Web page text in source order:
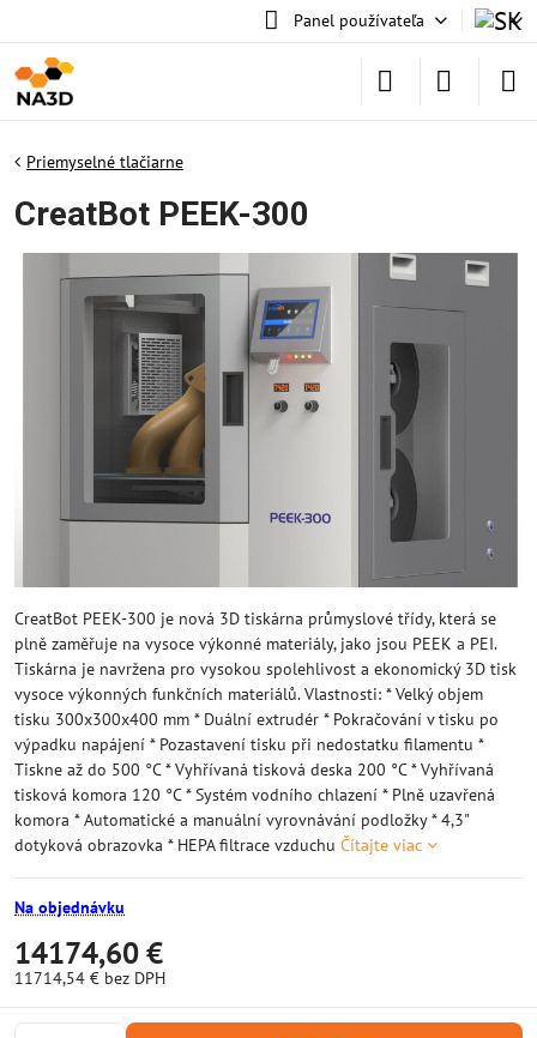
Panel používateľa
Priemyselné tlačiarne
CreatBot PEEK-300
CreatBot PEEK-300 je nová 3D tiskárna průmyslové třídy, která se
plně zaměřuje na vysoce výkonné materiály, jako jsou PEEK a PEI.
Tiskárna je navržena pro vysokou spolehlivost a ekonomický 3D tisk
vysoce výkonných funkčních materiálů. Vlastnosti: * Velký objem
tisku 300x300x400 mm * Duální extrudér * Pokračování v tisku po
výpadku napájení * Pozastavení tisku při nedostatku filamentu *
Tiskne až do 500 °C * Vyhřívaná tisková deska 200 °C * Vyhřívaná
tisková komora 120 °C * Systém vodního chlazení * Plně uzavřená
komora * Automatické a manuální vyrovnávání podložky * 4,3"
dotyková obrazovka * HEPA filtrace vzduchu Čítajte viac
Na objednávku
14174,60 €
11714,54 € bez DPH